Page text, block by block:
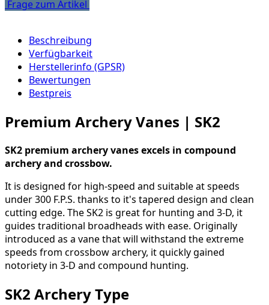
Frage zum Artikel
Beschreibung
Verfügbarkeit
Herstellerinfo (GPSR)
Bewertungen
Bestpreis
Premium Archery Vanes | SK2
SK2 premium archery vanes excels in compound
archery and crossbow.
It is designed for high-speed and suitable at speeds
under 300 F.P.S. thanks to it's tapered design and clean
cutting edge. The SK2 is great for hunting and 3-D, it
guides traditional broadheads with ease. Originally
introduced as a vane that will withstand the extreme
speeds from crossbow archery, it quickly gained
notoriety in 3-D and compound hunting.
SK2 Archery Type